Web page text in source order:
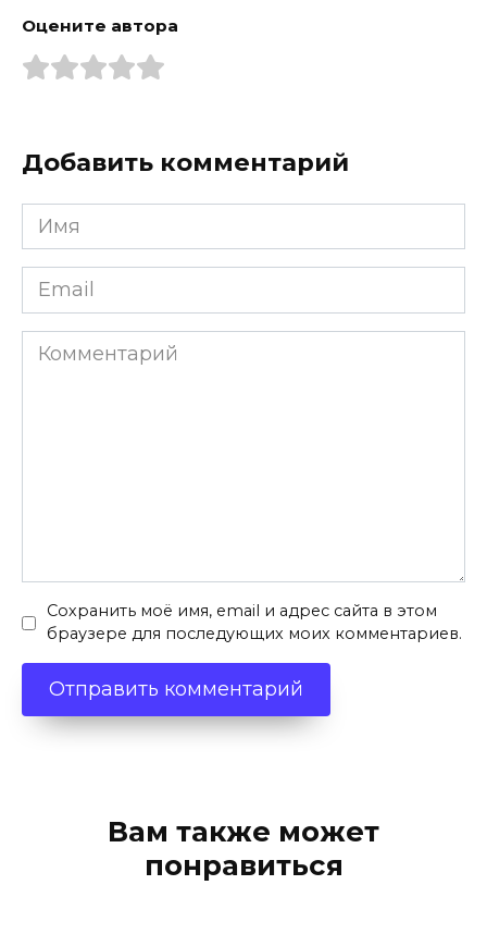
Оцените автора
Добавить комментарий
Имя
*
Email
*
Комментарий
Сохранить моё имя, email и адрес сайта в этом
браузере для последующих моих комментариев.
Вам также может
понравиться